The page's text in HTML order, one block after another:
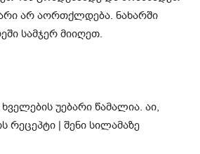
არ აორთქლდება. ნახარში
სამჯერ მიიღეთ.